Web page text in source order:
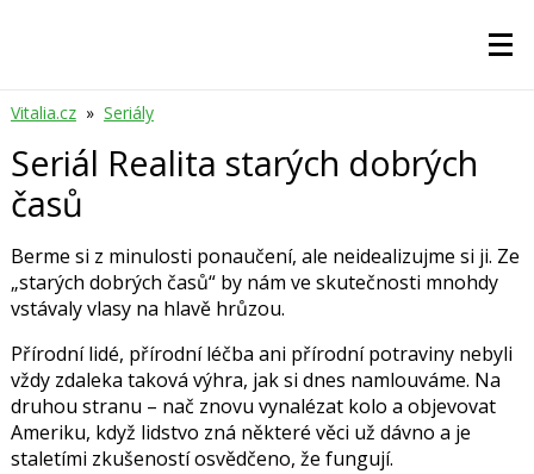
Vitalia.cz » Seriály
Seriál Realita starých dobrých
časů
Berme si z minulosti ponaučení, ale neidealizujme si ji. Ze
„starých dobrých časů“ by nám ve skutečnosti mnohdy
vstávaly vlasy na hlavě hrůzou.
Přírodní lidé, přírodní léčba ani přírodní potraviny nebyli
vždy zdaleka taková výhra, jak si dnes namlouváme. Na
druhou stranu – nač znovu vynalézat kolo a objevovat
Ameriku, když lidstvo zná některé věci už dávno a je
staletími zkušeností osvědčeno, že fungují.